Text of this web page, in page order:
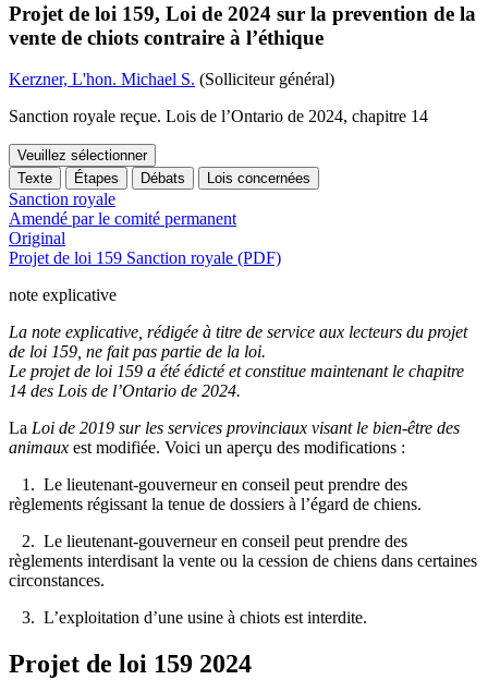
Projet de loi 159, Loi de 2024 sur la prevention de la
vente de chiots contraire à l’éthique
Kerzner, L'hon. Michael S. (Solliciteur général)
Sanction royale reçue. Lois de l’Ontario de 2024, chapitre 14
Veuillez sélectionner
Texte
Étapes Débats Lois concernées
Sanction royale
Amendé par le comité permanent
Original
Projet de loi 159 Sanction royale (PDF)
note explicative
La note explicative, rédigée à titre de service aux lecteurs du projet
de loi 159, ne fait pas partie de la loi.
Le projet de loi 159 a été édicté et constitue maintenant le chapitre
14 des Lois de l’Ontario de 2024.
La Loi de 2019 sur les services provinciaux visant le bien-être des
animaux est modifiée. Voici un aperçu des modifications :
1. Le lieutenant-gouverneur en conseil peut prendre des
règlements régissant la tenue de dossiers à l’égard de chiens.
2. Le lieutenant-gouverneur en conseil peut prendre des
règlements interdisant la vente ou la cession de chiens dans certaines
circonstances.
3. L’exploitation d’une usine à chiots est interdite.
Projet de loi 159 2024